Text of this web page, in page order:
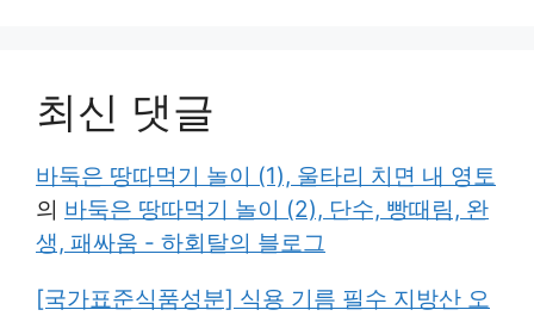
최신 댓글
바둑은 땅따먹기 놀이 (1), 울타리 치면 내 영토
의 바둑은 땅따먹기 놀이 (2), 단수, 빵때림, 완
생, 패싸움 - 하회탈의 블로그
[국가표준식품성분] 식용 기름 필수 지방산 오